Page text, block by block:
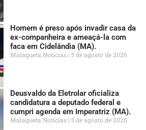
Homem é preso após invadir casa da
ex-companheira e ameaçá-la com
faca em Cidelândia (MA).
Malagueta Notícias 5 de agosto de 2026
Deusvaldo da Eletrolar oficializa
candidatura a deputado federal e
cumpri agenda em Imperatriz (MA).
Malagueta Notícias 5 de agosto de 2026